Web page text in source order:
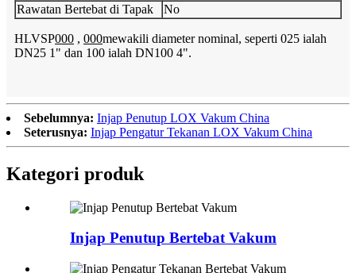
Rawatan Bertebat di Tapak
No
HLVSP000 , 000mewakili diameter nominal, seperti 025 ialah
DN25 1" dan 100 ialah DN100 4".
Sebelumnya: Injap Penutup LOX Vakum China
Seterusnya: Injap Pengatur Tekanan LOX Vakum China
Kategori produk
Injap Penutup Bertebat Vakum